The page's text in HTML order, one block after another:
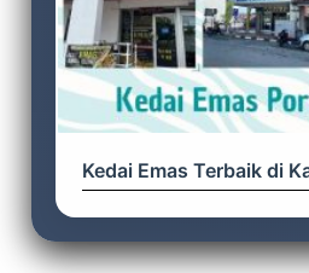
Kedai Emas Terbaik di